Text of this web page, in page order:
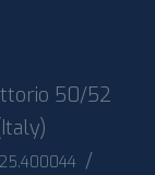
50/52
/